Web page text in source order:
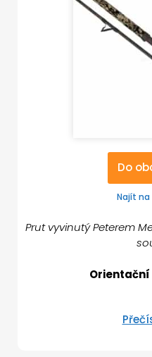
Do
Najít na
Prut vyvinutý Peterem
Orientační